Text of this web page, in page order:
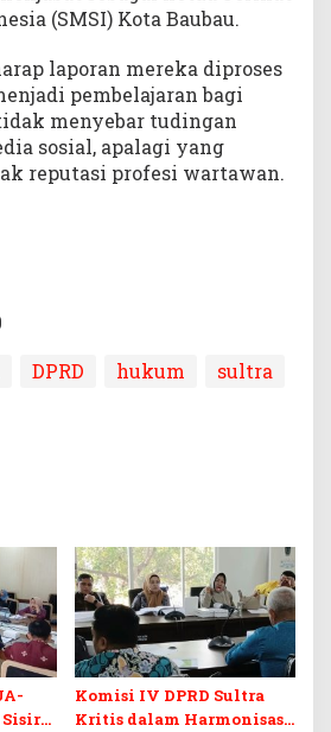
(SMSI) Kota Baubau.
laporan mereka diproses
pembelajaran bagi
menyebar tudingan
sosial, apalagi yang
reputasi profesi wartawan.
DPRD hukum
sultra
Sisir
Komisi IV DPRD Sultra
Kritis dalam Harmonisasi